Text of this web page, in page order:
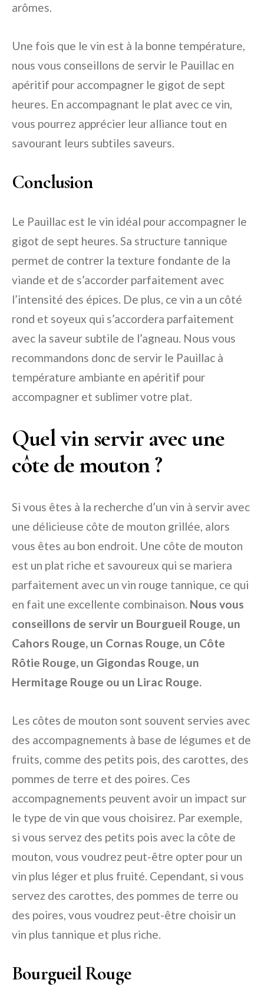
arômes.
Une fois que le vin est à la bonne température,
nous vous conseillons de servir le Pauillac en
apéritif pour accompagner le gigot de sept
heures. En accompagnant le plat avec ce vin,
vous pourrez apprécier leur alliance tout en
savourant leurs subtiles saveurs.
Conclusion
Le Pauillac est le vin idéal pour accompagner le
gigot de sept heures. Sa structure tannique
permet de contrer la texture fondante de la
viande et de s’accorder parfaitement avec
l’intensité des épices. De plus, ce vin a un côté
rond et soyeux qui s’accordera parfaitement
avec la saveur subtile de l’agneau. Nous vous
recommandons donc de servir le Pauillac à
température ambiante en apéritif pour
accompagner et sublimer votre plat.
Quel vin servir avec une
côte de mouton ?
Si vous êtes à la recherche d’un vin à servir avec
une délicieuse côte de mouton grillée, alors
vous êtes au bon endroit. Une côte de mouton
est un plat riche et savoureux qui se mariera
parfaitement avec un vin rouge tannique, ce qui
en fait une excellente combinaison. Nous vous
conseillons de servir un Bourgueil Rouge, un
Cahors Rouge, un Cornas Rouge, un Côte
Rôtie Rouge, un Gigondas Rouge, un
Hermitage Rouge ou un Lirac Rouge.
Les côtes de mouton sont souvent servies avec
des accompagnements à base de légumes et de
fruits, comme des petits pois, des carottes, des
pommes de terre et des poires. Ces
accompagnements peuvent avoir un impact sur
le type de vin que vous choisirez. Par exemple,
si vous servez des petits pois avec la côte de
mouton, vous voudrez peut-être opter pour un
vin plus léger et plus fruité. Cependant, si vous
servez des carottes, des pommes de terre ou
des poires, vous voudrez peut-être choisir un
vin plus tannique et plus riche.
Bourgueil Rouge